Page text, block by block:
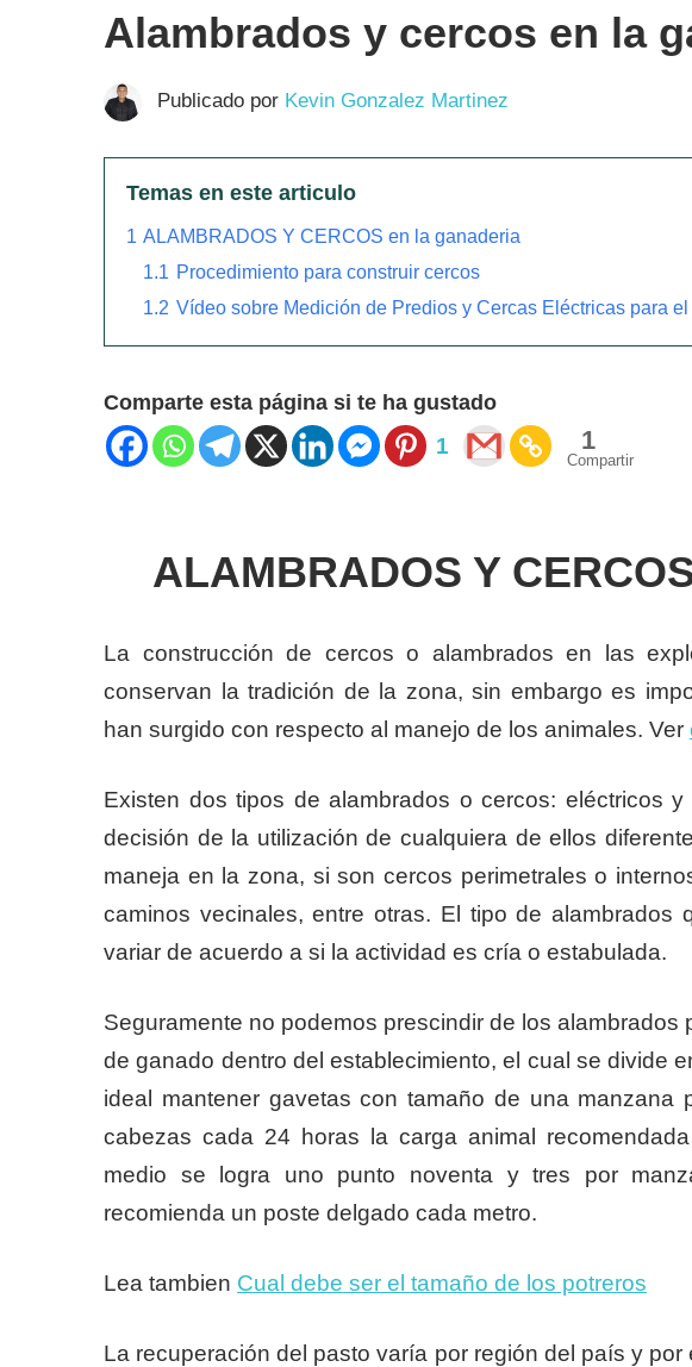
Alambrados y cercos en la
Publicado por Kevin Gonzalez Martinez
Temas en este articulo
1 ALAMBRADOS Y CERCOS en la ganaderia
1.1 Procedimiento para construir cercos
1.2 Vídeo sobre Medición de Predios y Cercas Eléctricas para el
Comparte esta página si te ha gustado
1 1
Compartir
ALAMBRADOS Y
La construcción de cercos o alambrados en las
conservan la tradición de la zona, sin embargo es
han surgido con respecto al manejo de los animales. Ver
Existen dos tipos de alambrados o cercos: eléctricos
decisión de la utilización de cualquiera de ellos
maneja en la zona, si son cercos perimetrales o
caminos vecinales, entre otras. El tipo de alambrados
variar de acuerdo a si la actividad es cría o estabulada.
Seguramente no podemos prescindir de los alambrados
de ganado dentro del establecimiento, el cual se divide
ideal mantener gavetas con tamaño de una manzana
cabezas cada 24 horas la carga animal
medio se logra uno punto noventa y tres por
recomienda un poste delgado cada metro.
Lea tambien Cual debe ser el tamaño de los potreros
La recuperación del pasto varía por región del país y